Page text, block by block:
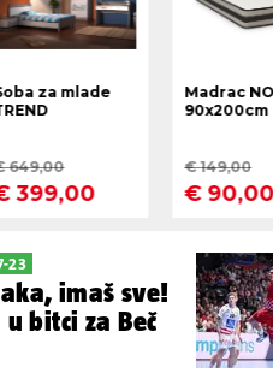
23
imaš sve!
bitci za Beč